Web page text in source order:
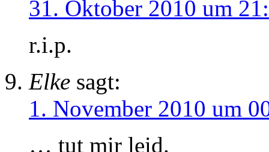
31. Oktober 2010 um
r.i.p.
Elke sagt:
1. November 2010 um
… tut mir leid.